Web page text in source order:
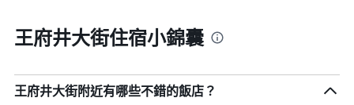
王府井大街住宿小錦囊
王府井大街附近有哪些不錯的飯店？